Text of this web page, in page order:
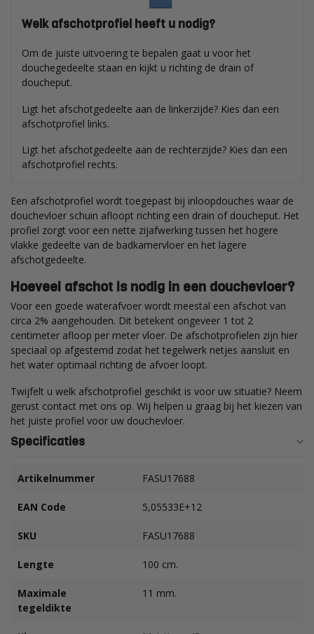
Welk afschotprofiel heeft u nodig?
Om de juiste uitvoering te bepalen gaat u voor het
douchegedeelte staan en kijkt u richting de drain of
doucheput.
Ligt het afschotgedeelte aan de linkerzijde? Kies dan een
afschotprofiel links.
Ligt het afschotgedeelte aan de rechterzijde? Kies dan een
afschotprofiel rechts.
Een afschotprofiel wordt toegepast bij inloopdouches waar de
douchevloer schuin afloopt richting een drain of doucheput. Het
profiel zorgt voor een nette zijafwerking tussen het hogere
vlakke gedeelte van de badkamervloer en het lagere
afschotgedeelte.
Hoeveel afschot is nodig in een douchevloer?
Voor een goede waterafvoer wordt meestal een afschot van
circa 2% aangehouden. Dit betekent ongeveer 1 tot 2
centimeter afloop per meter vloer. De afschotprofielen zijn hier
speciaal op afgestemd zodat het tegelwerk netjes aansluit en
het water optimaal richting de afvoer loopt.
Twijfelt u welk afschotprofiel geschikt is voor uw situatie? Neem
gerust contact met ons op. Wij helpen u graag bij het kiezen van
het juiste profiel voor uw douchevloer.
Specificaties
Artikelnummer FASU17688
EAN Code 5,05533E+12
SKU FASU17688
Lengte 100 cm.
Maximale
tegeldikte
11 mm.